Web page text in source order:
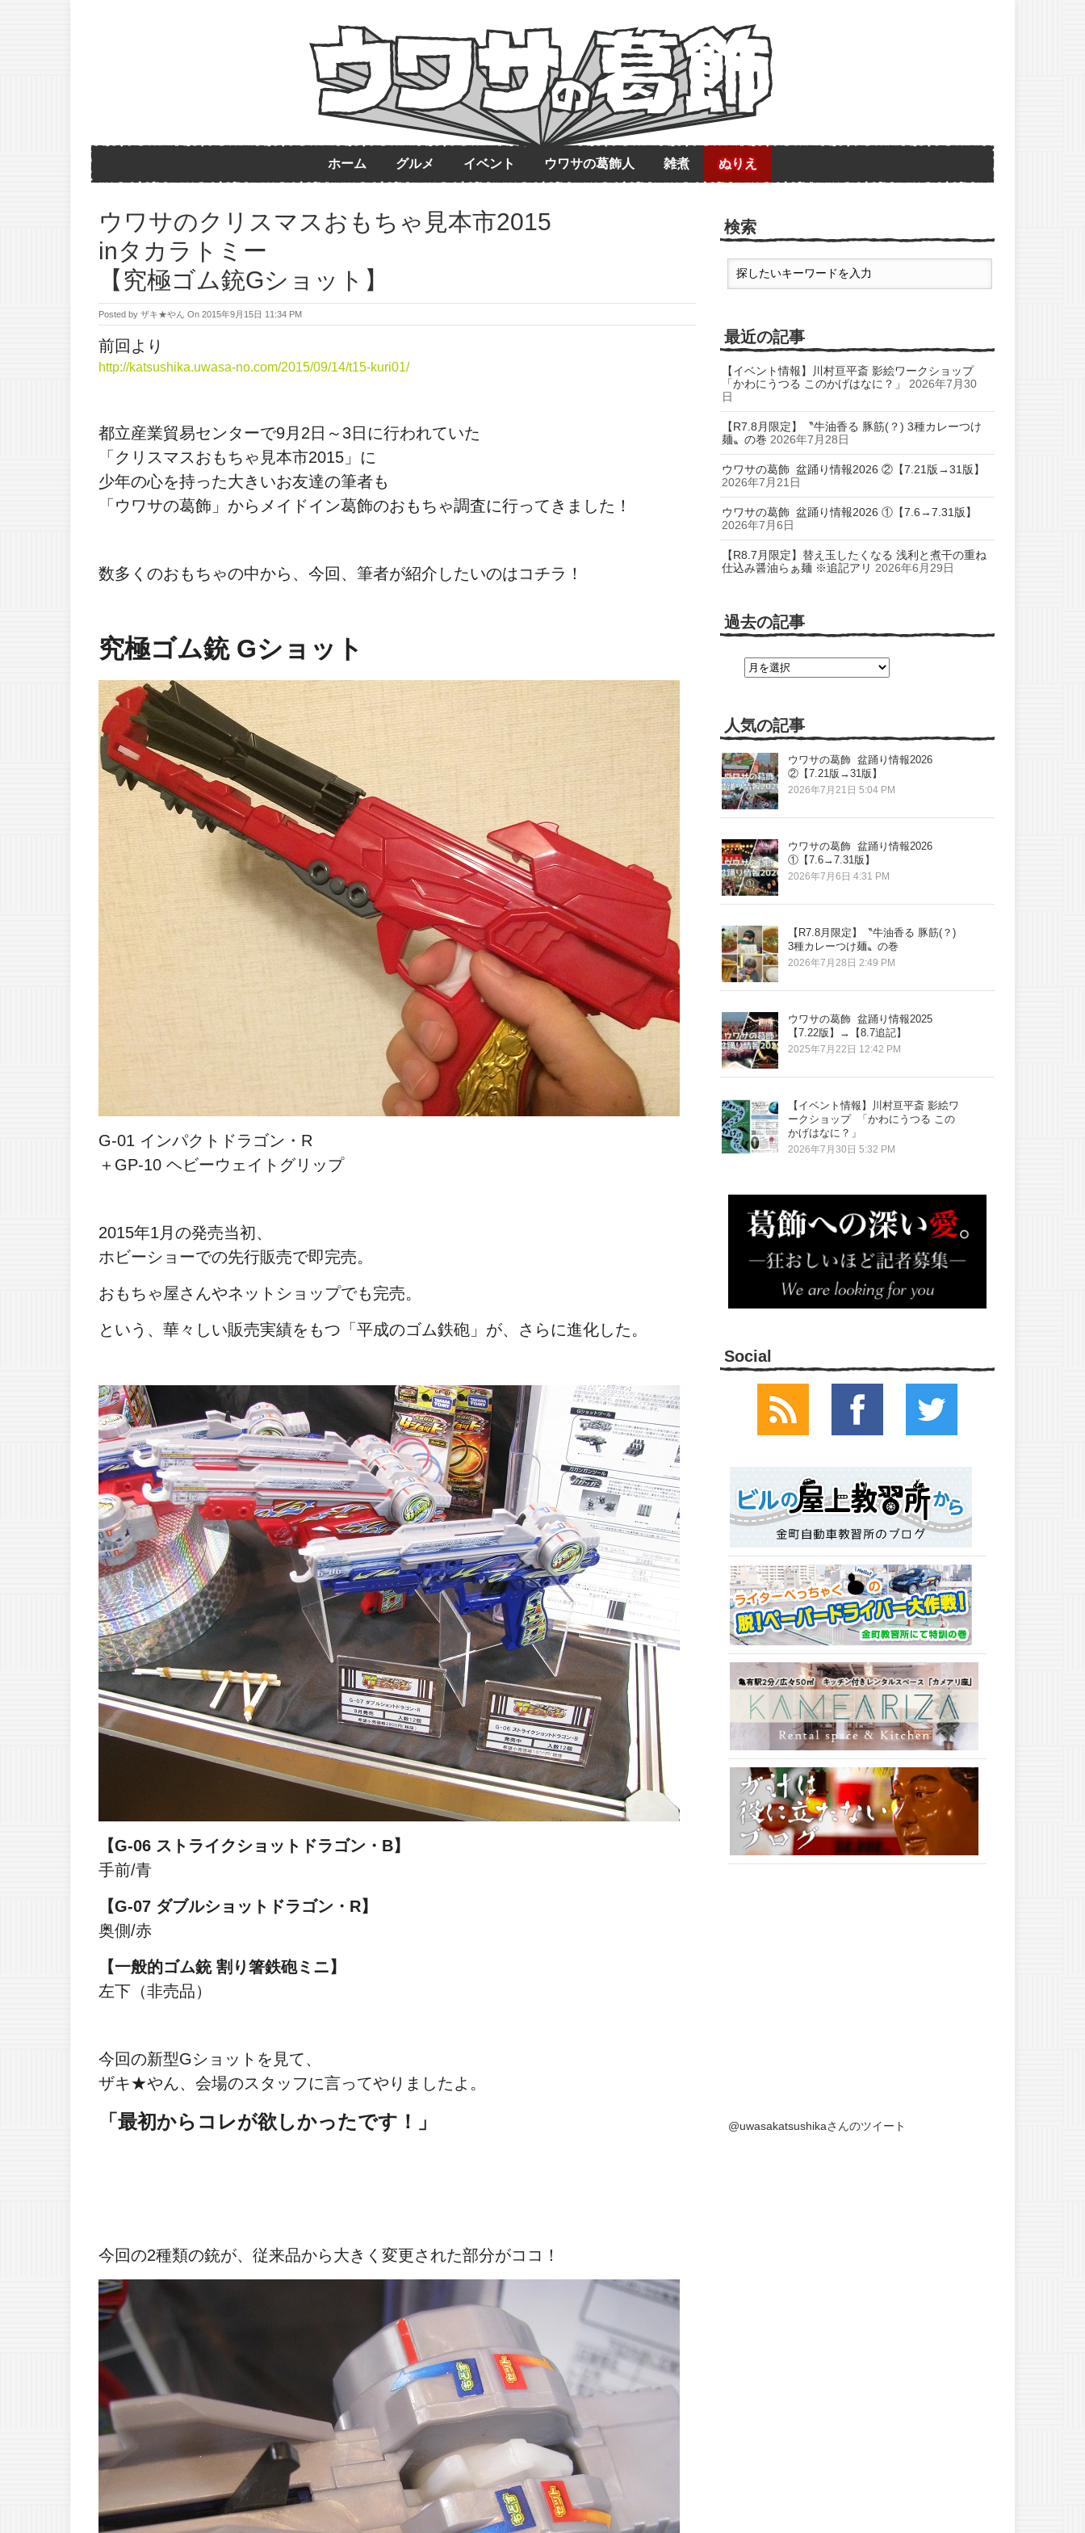
ホーム グルメ イベント ウワサの葛飾人 雑煮 ぬりえ
ウワサのクリスマスおもちゃ見本市2015
inタカラトミー
【究極ゴム銃Gショット】
Posted by ザキ★やん On 2015年9月15日 11:34 PM
前回より
http://katsushika.uwasa-no.com/2015/09/14/t15-kuri01/
都立産業貿易センターで9月2日～3日に行われていた
「クリスマスおもちゃ見本市2015」に
少年の心を持った大きいお友達の筆者も
「ウワサの葛飾」からメイドイン葛飾のおもちゃ調査に行ってきました！
数多くのおもちゃの中から、今回、筆者が紹介したいのはコチラ！
究極ゴム銃 Gショット
G-01 インパクトドラゴン・R
＋GP-10 ヘビーウェイトグリップ
2015年1月の発売当初、
ホビーショーでの先行販売で即完売。
おもちゃ屋さんやネットショップでも完売。
という、華々しい販売実績をもつ「平成のゴム鉄砲」が、さらに進化した。
【G-06 ストライクショットドラゴン・B】
手前/青
【G-07 ダブルショットドラゴン・R】
奥側/赤
【一般的ゴム銃 割り箸鉄砲ミニ】
左下（非売品）
今回の新型Gショットを見て、
ザキ★やん、会場のスタッフに言ってやりましたよ。
「最初からコレが欲しかったです！」
今回の2種類の銃が、従来品から大きく変更された部分がココ！
検索
最近の記事
【イベント情報】川村亘平斎 影絵ワークショップ
「かわにうつる このかげはなに？」
2026年7月30
日
【R7.8月限定】〝牛油香る 豚筋(？) 3種カレーつけ
麺〟の巻 2026年7月28日
ウワサの葛飾 盆踊り情報2026 ②【7.21版→31版】
2026年7月21日
ウワサの葛飾 盆踊り情報2026 ①【7.6→7.31版】
2026年7月6日
【R8.7月限定】替え玉したくなる 浅利と煮干の重ね
仕込み醤油らぁ麺 ※追記アリ 2026年6月29日
過去の記事
人気の記事
ウワサの葛飾 盆踊り情報2026
②【7.21版→31版】
2026年7月21日 5:04 PM
ウワサの葛飾 盆踊り情報2026
①【7.6→7.31版】
2026年7月6日 4:31 PM
【R7.8月限定】〝牛油香る 豚筋(？)
3種カレーつけ麺〟の巻
2026年7月28日 2:49 PM
ウワサの葛飾 盆踊り情報2025
【7.22版】→【8.7追記】
2025年7月22日 12:42 PM
【イベント情報】川村亘平斎 影絵ワ
ークショップ 「かわにうつる この
かげはなに？」
2026年7月30日 5:32 PM
Social
@uwasakatsushikaさんのツイート